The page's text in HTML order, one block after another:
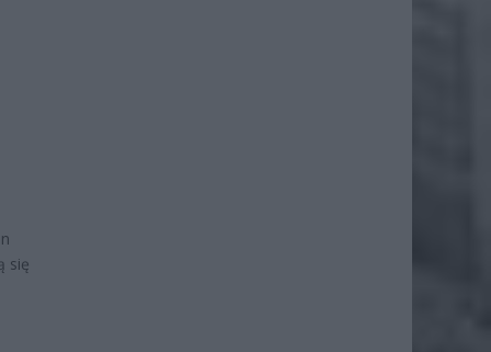
się